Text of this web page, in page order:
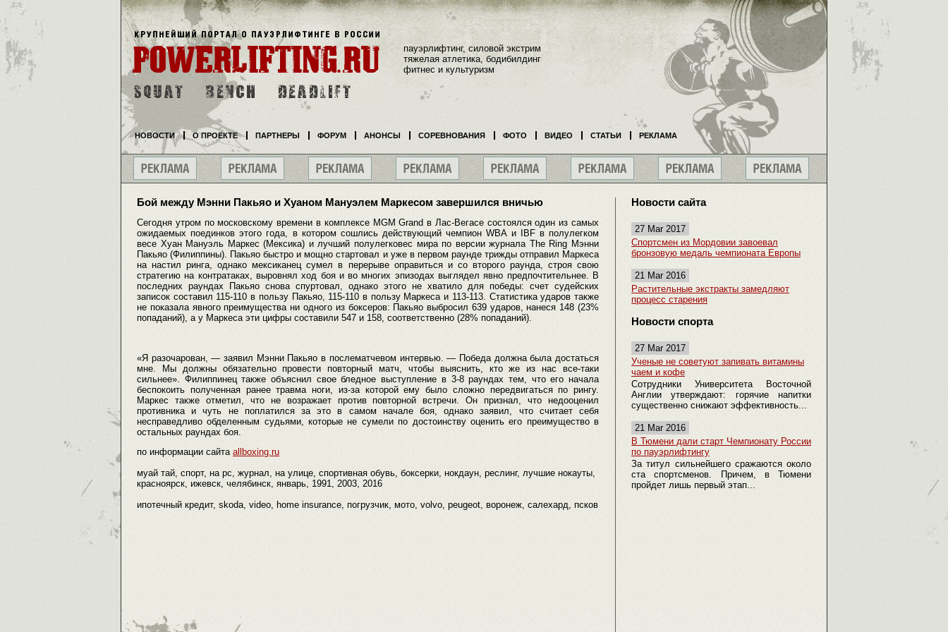
Бой между Мэнни Пакьяо и Хуаном Мануэлем Маркесом завершился вничью
Сегодня утром по московскому времени в комплексе MGM Grand в Лас-Вегасе состоялся один из самых
ожидаемых поединков этого года, в котором сошлись действующий чемпион WBA и IBF в полулегком
весе Хуан Мануэль Маркес (Мексика) и лучший полулегковес мира по версии журнала The Ring Мэнни
Пакьяо (Филиппины). Пакьяо быстро и мощно стартовал и уже в первом раунде трижды отправил Маркеса
на настил ринга, однако мексиканец сумел в перерыве оправиться и со второго раунда, строя свою
стратегию на контратаках, выровнял ход боя и во многих эпизодах выглядел явно предпочтительнее. В
последних раундах Пакьяо снова спуртовал, однако этого не хватило для победы: счет судейских
записок составил 115-110 в пользу Пакьяо, 115-110 в пользу Маркеса и 113-113. Статистика ударов также
не показала явного преимущества ни одного из боксеров: Пакьяо выбросил 639 ударов, нанеся 148 (23%
попаданий), а у Маркеса эти цифры составили 547 и 158, соответственно (28% попаданий).
«Я разочарован, — заявил Мэнни Пакьяо в послематчевом интервью. — Победа должна была достаться
мне. Мы должны обязательно провести повторный матч, чтобы выяснить, кто же из нас все-таки
сильнее». Филиппинец также объяснил свое бледное выступление в 3-8 раундах тем, что его начала
беспокоить полученная ранее травма ноги, из-за которой ему было сложно передвигаться по рингу.
Маркес также отметил, что не возражает против повторной встречи. Он признал, что недооценил
противника и чуть не поплатился за это в самом начале боя, однако заявил, что считает себя
несправедливо обделенным судьями, которые не сумели по достоинству оценить его преимущество в
остальных раундах боя.
по информации сайта allboxing.ru
муай тай, спорт, на pc, журнал, на улице, спортивная обувь, боксерки, нокдаун, реслинг, лучшие нокауты,
красноярск, ижевск, челябинск, январь, 1991, 2003, 2016
ипотечный кредит, skoda, video, home insurance, погрузчик, мото, volvo, peugeot, воронеж, салехард, псков
Новости сайта
27 Mar 2017
Спортсмен из Мордовии завоевал
бронзовую медаль чемпионата Европы
21 Mar 2016
Растительные экстракты замедляют
процесс старения
Новости спорта
27 Mar 2017
Ученые не советуют запивать витамины
чаем и кофе
Сотрудники Университета Восточной
Англии утверждают: горячие напитки
существенно снижают эффективность...
21 Mar 2016
В Тюмени дали старт Чемпионату России
по пауэрлифтингу
За титул сильнейшего сражаются около
ста спортсменов. Причем, в Тюмени
пройдет лишь первый этап...
пауэрлифтинг, силовой экстрим
тяжелая атлетика, бодибилдинг
фитнес и культуризм
НОВОСТИ О ПРОЕКТЕ ПАРТНЕРЫ ФОРУМ АНОНСЫ СОРЕВНОВАНИЯ ФОТО ВИДЕО СТАТЬИ РЕКЛАМА